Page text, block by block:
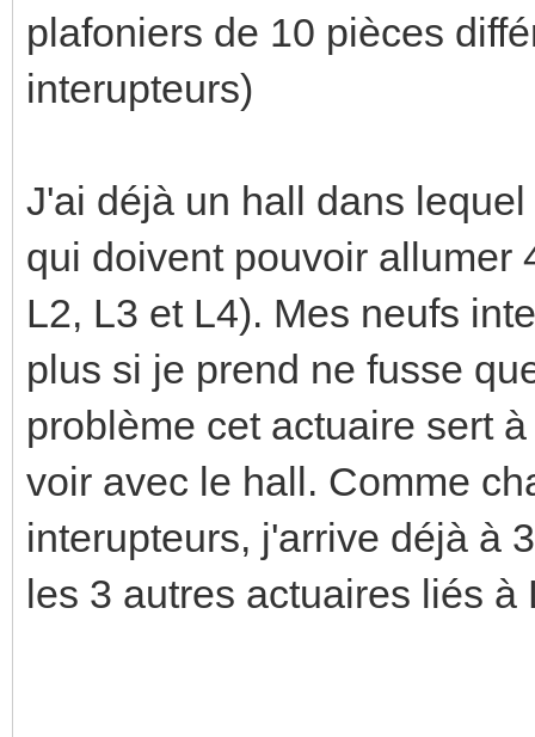
plafoniers de 10 pièces
interupteurs)
J'ai déjà un hall dans
qui doivent pouvoir allumer
L2, L3 et L4). Mes neufs
plus si je prend ne fusse
problème cet actuaire sert
voir avec le hall. Comme
interupteurs, j'arrive déjà à
les 3 autres actuaires liés à